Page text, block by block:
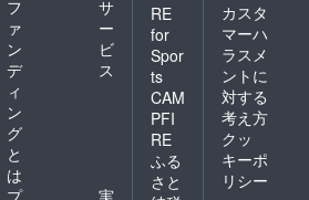
フ
ァ
ン
デ
ィ
ン
グ
と
は
サ
ー
ビ
ス
プ
実
RE
for
Spor
ts
CAM
PFI
RE
ふる
さと
カスタ
マーハ
ラスメ
ントに
対する
考え方
クッ
キーポ
リシー